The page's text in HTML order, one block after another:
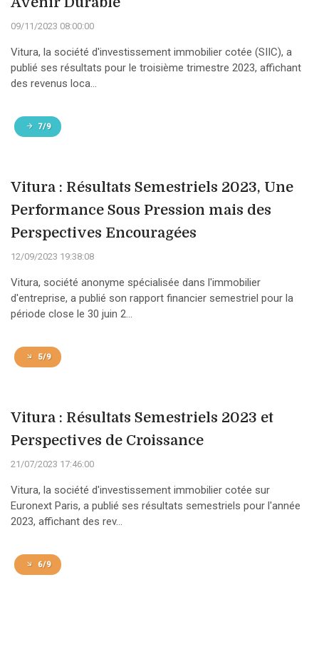
09/11/2023 08:00:00
Vitura, la société d'investissement immobilier cotée (SIIC), a
publié ses résultats pour le troisième trimestre 2023, affichant
des revenus loca...
7/9
Vitura : Résultats Semestriels 2023, Une
Performance Sous Pression mais des
Perspectives Encouragées
12/09/2023 19:38:08
Vitura, société anonyme spécialisée dans l'immobilier
d'entreprise, a publié son rapport financier semestriel pour la
période close le 30 juin 2...
5/9
Vitura : Résultats Semestriels 2023 et
Perspectives de Croissance
21/07/2023 17:46:00
Vitura, la société d'investissement immobilier cotée sur
Euronext Paris, a publié ses résultats semestriels pour l'année
2023, affichant des rev...
6/9